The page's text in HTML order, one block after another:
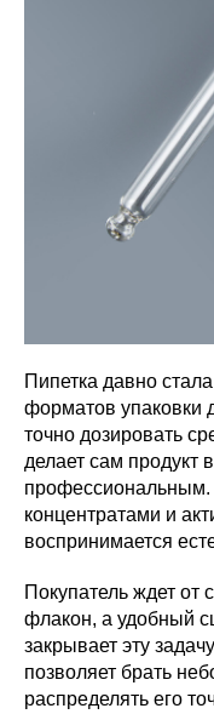
Пипетка давно
форматов упаковки
точно дозировать
делает сам продукт
профессиональным.
концентратами и
воспринимается
Покупатель ждет от
флакон, а удобный
закрывает эту
позволяет брать
распределять его